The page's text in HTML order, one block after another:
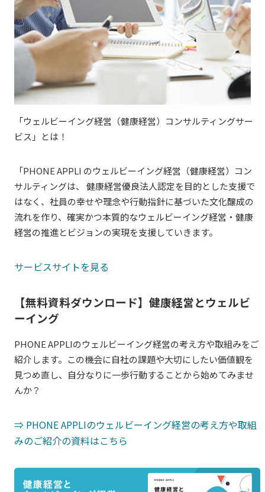
「ウェルビーイング経営（健康経営）コンサルティングサー
ビス」とは！
「PHONEAPPLI のウェルビーイング経営（健康経営）コン
サルティングは、 健康経営優良法人認定を目的とした支援で
はなく、社員の幸せや理念や行動指針に基づいた文化醸成の
流れを作り、確実かつ本質的なウェルビーイング経営・健康
経営の推進とビジョンの実現を支援していきます。
サービスサイトを見る
【無料資料ダウンロード】健康経営とウェルビ
ーイング
PHONE APPLIのウェルビーイング経営の考え方や取組みをご
紹介します。この機会に自社の課題や大切にしたい価値観を
見つめ直し、自分なりに一歩行動することから始めてみませ
んか？
⇒ PHONE APPLIのウェルビーイング経営の考え方や取組
みのご紹介の資料はこちら